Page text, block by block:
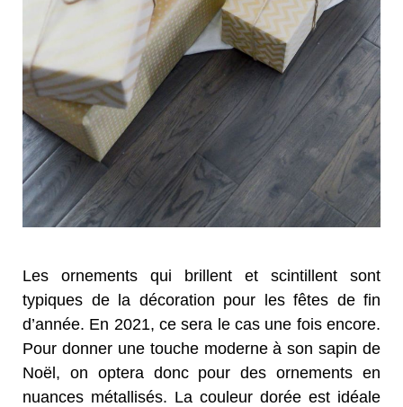
Les ornements qui brillent et scintillent sont
typiques de la décoration pour les fêtes de fin
d’année. En 2021, ce sera le cas une fois encore.
Pour donner une touche moderne à son sapin de
Noël, on optera donc pour des ornements en
nuances métallisés. La couleur dorée est idéale